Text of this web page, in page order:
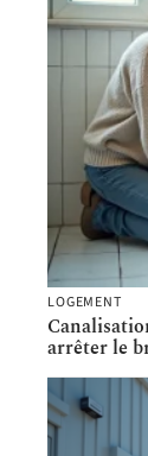
LOGEMENT
arrêter le